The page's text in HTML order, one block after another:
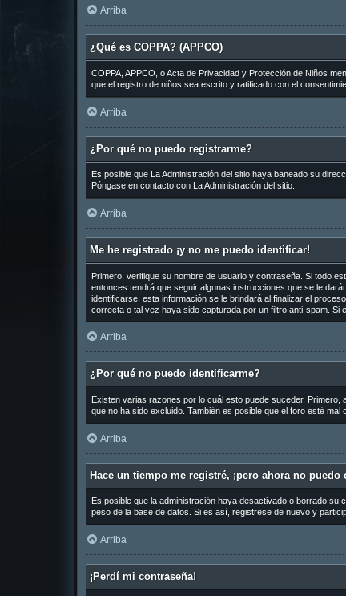
Arriba
¿Qué es COPPA? (APPCO)
COPPA, APPCO, o Acta de Privacidad y Protección de Niños
que el registro de niños sea escrito y ratificado con el
Arriba
¿Por qué no puedo registrarme?
Es posible que La Administración del sitio haya baneado su
Póngase en contacto con La Administración del sitio.
Arriba
Me he registrado ¡y no me puedo identificar!
Primero, verifique su nombre de usuario y contraseña. Si todo
entonces tendrá que seguir algunas instrucciones que se le
identificarse; esta información se le brindará al finalizar el
correcta o tal vez haya sido capturada por un filtro anti-spam. Si
Arriba
¿Por qué no puedo identificarme?
Existen varias razones por lo cuál esto puede suceder.
que no ha sido excluido. También es posible que el foro esté
Arriba
Hace un tiempo me registré, ¡pero ahora no puedo
Es posible que la administración haya desactivado o borrado
peso de la base de datos. Si es así, registrese de nuevo y
Arriba
¡Perdí mi contraseña!